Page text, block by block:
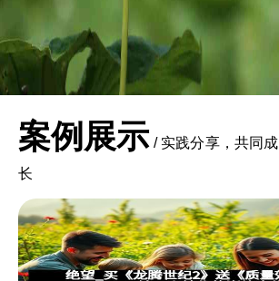
案例展示 / 实践分享，共同成
长